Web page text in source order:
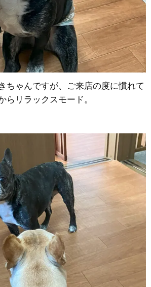
ちゃんですが、ご来店の度に慣れて
らリラックスモード。